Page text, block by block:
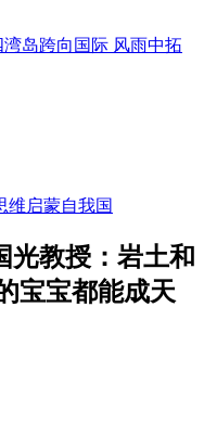
岛跨向国际 风雨中拓
维启蒙自我国
光教授：岩土和
宝宝都能成天